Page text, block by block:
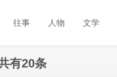
往事 人物 文学
有20条